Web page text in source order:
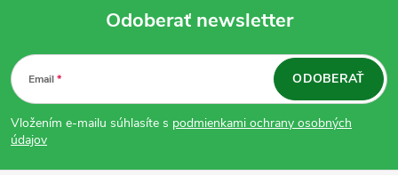
Z
á
p
Odoberať newsletter
Email
Vložením e-mailu súhlasíte s podmienkami ochrany osobných
údajov
ODOBERAŤ